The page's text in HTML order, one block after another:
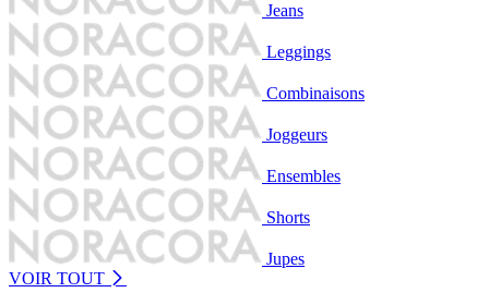
Jeans
Leggings
Combinaisons
Joggeurs
Ensembles
Shorts
Jupes
VOIR TOUT